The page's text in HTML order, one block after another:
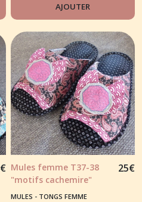
AJOUTER
€ Mules femme T37-38
"motifs cachemire"
fond noir
25€
MULES - TONGS FEMME